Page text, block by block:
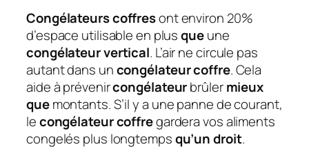
Congélateurs coffresont environ 20%
d’espace utilisable en plusqueune
congélateur vertical. L’air ne circule pas
autant dans uncongélateur coffre. Cela
aide à prévenircongélateurbrûlermieux
quemontants. S’il y a une panne de courant,
lecongélateur coffregardera vos aliments
congelés plus longtempsqu’un droit.